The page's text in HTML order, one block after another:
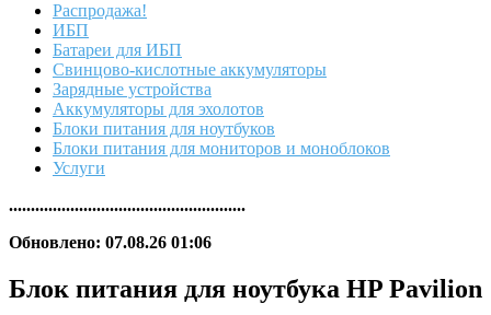
Распродажа!
ИБП
Батареи для ИБП
Свинцово-кислотные аккумуляторы
Зарядные устройства
Аккумуляторы для эхолотов
Блоки питания для ноутбуков
Блоки питания для мониторов и моноблоков
Услуги
......................................................
Обновлено: 07.08.26 01:06
Блок питания для ноутбука HP Pavilion